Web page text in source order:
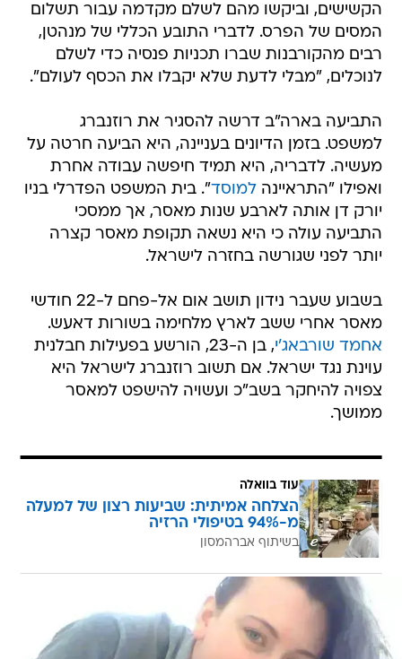
הקשישים, וביקשו מהם לשלם מקדמה עבור תשלום
המסים של הפרס. לדברי התובע הכללי של מנהטן,
רבים מהקורבנות שברו תכניות פנסיה כדי לשלם
לנוכלים, "מבלי לדעת שלא יקבלו את הכסף לעולם".
התביעה בארה"ב דרשה להסגיר את רוזנברג
למשפט. בזמן הדיונים בעניינה, היא הביעה חרטה על
מעשיה. לדבריה, היא תמיד חיפשה עבודה אחרת
ואפילו "התראיינהלמוסד". בית המשפט הפדרלי בניו
יורק דן אותה לארבע שנות מאסר, אך ממסכי
התביעה עולה כי היא נשאה תקופת מאסר קצרה
יותר לפני שגורשה בחזרה לישראל.
בשבוע שעבר נידון תושב אום אל-פחם ל-22 חודשי
מאסר אחרי ששב לארץ מלחימה בשורות דאעש.
אחמד שורבאג'י
, בן ה-23, הורשע בפעילות חבלנית
עוינת נגד ישראל. אם תשוב רוזנברג לישראל היא
צפויה להיחקר בשב"כ ועשויה להישפט למאסר
ממושך.
עוד בוואלה
הצלחה אמיתית: שביעות רצון של למעלה
מ-94% בטיפולי הרזיה
בשיתוף אברהמסון